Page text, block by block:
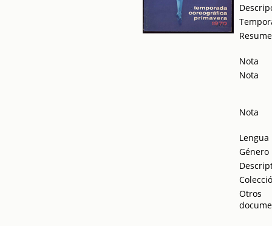
Nota
Nota
Nota
Lengua
Género
Otros